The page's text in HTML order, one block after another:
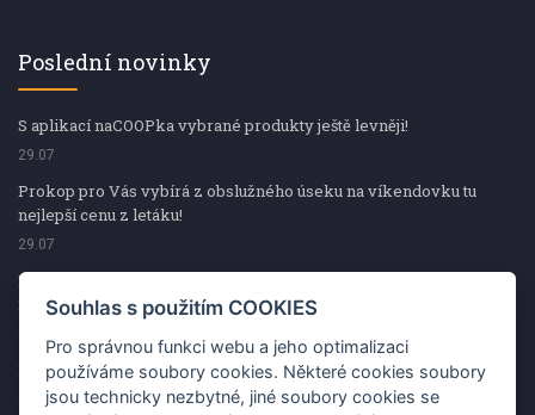
Poslední novinky
S aplikací naCOOPka vybrané produkty ještě levněji!
29.07
Prokop pro Vás vybírá z obslužného úseku na víkendovku tu
nejlepší cenu z letáku!
29.07
Prokop pro Vás vybírá z obslužného úseku na víkendovku tu
nejlepší cenu z letáku!
Kup špekáčky od Váhaly a vyhraj s naCOOPkou sekerku Fiskars
29.07
Souhlas s použitím COOKIES
Pro správnou funkci webu a jeho optimalizaci
používáme soubory cookies. Některé cookies soubory
jsou technicky nezbytné, jiné soubory cookies se